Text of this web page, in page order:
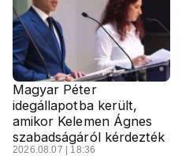
Magyar Péter
idegállapotba került,
amikor Kelemen Ágnes
szabadságáról kérdezték
2026.08.07 | 18:36